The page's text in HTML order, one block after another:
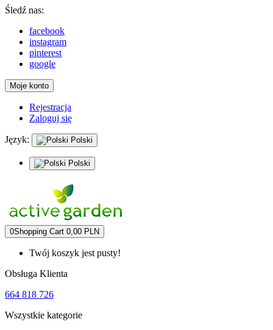
Śledź nas:
facebook
instagram
pinterest
google
Moje konto
Rejestracja
Zaloguj się
Język: Polski
Polski
0Shopping Cart 0,00 PLN
Twój koszyk jest pusty!
Obsługa Klienta
664 818 726
Wszystkie kategorie